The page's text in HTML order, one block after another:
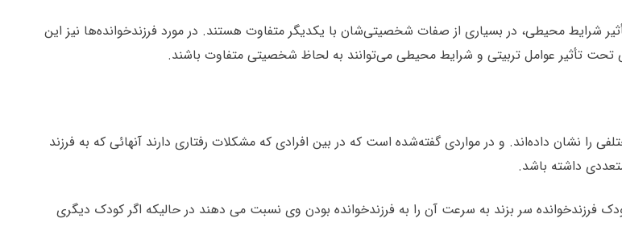
شرایط محیطی، در بسیاری از صفات شخصیتی‌شان با یکدیگر متفاوت هستند. در مورد فرزندخوانده‌ها نیز این
تأثیر عوامل تربیتی و شرایط محیطی می‌توانند به لحاظ شخصیتی متفاوت باشند.
را نشان داده‌اند. و در مواردی گفته‌شده است که در بین افرادی که مشکلات رفتاری دارند آنهائی که به فرزند
داشته باشد.
فرزندخوانده سر بزند به سرعت آن را به فرزندخوانده بودن وی نسبت می دهند در حالیکه اگر کودک دیگری